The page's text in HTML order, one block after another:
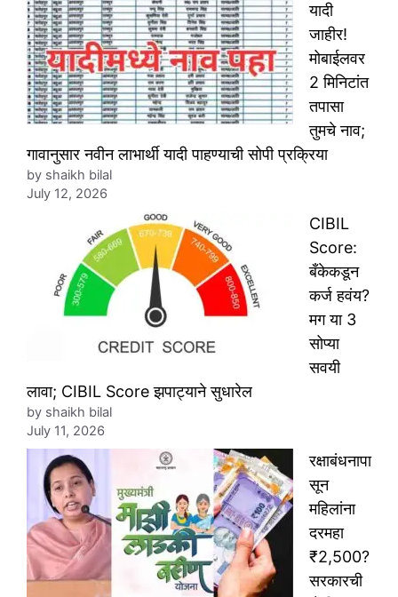
यादी
जाहीर!
मोबाईलवर
2 मिनिटांत
तपासा
तुमचे नाव;
गावानुसार नवीन लाभार्थी यादी पाहण्याची सोपी प्रक्रिया
by shaikh bilal
July 12, 2026
CIBIL
Score:
बँकेकडून
कर्ज हवंय?
मग या 3
सोप्या
सवयी
लावा; CIBIL Score झपाट्याने सुधारेल
by shaikh bilal
July 11, 2026
रक्षाबंधनापा
सून
महिलांना
दरमहा
₹2,500?
सरकारची